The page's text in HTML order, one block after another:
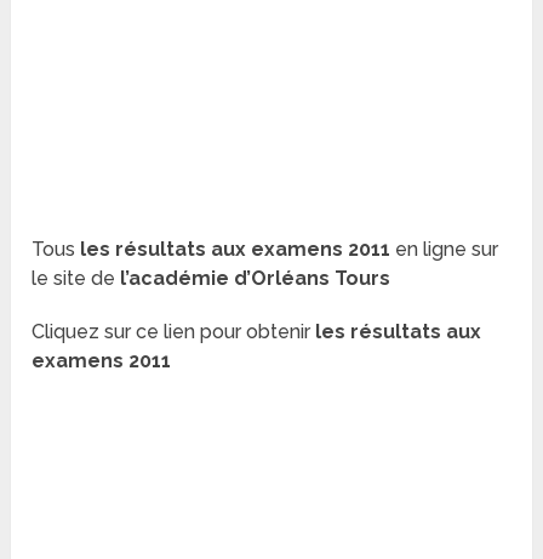
Tous les résultats aux examens 2011 en ligne sur
le site de l’académie d’Orléans Tours
Cliquez sur ce lien pour obtenir les résultats aux
examens 2011